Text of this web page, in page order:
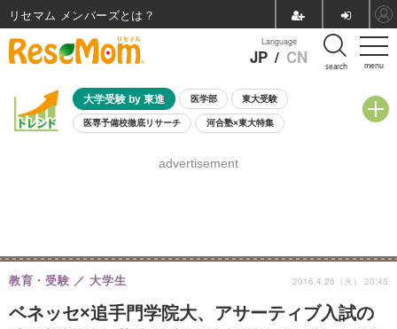
menu
Language
JP / CN search
大学受験 by 東進 医学部 東大受験
医専予備校徹底リサーチ 河合塾×東大特集
8月開催学校説明会・相談会
advertisement
ベネッセ×追手門学院大、アサーティブ入試の
教育・受験 大学生 2016.4.26（火） 20:45
リセマム メンバーズ